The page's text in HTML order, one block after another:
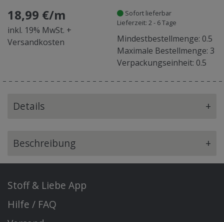
18,99 €/m
inkl. 19% MwSt. +
Versandkosten
Sofort lieferbar
Lieferzeit: 2 - 6 Tage
Mindestbestellmenge: 0.5
Maximale Bestellmenge: 3
Verpackungseinheit: 0.5
Details +
Beschreibung +
Stoff & Liebe App
Hilfe / FAQ